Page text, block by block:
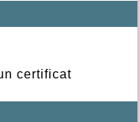
certificat